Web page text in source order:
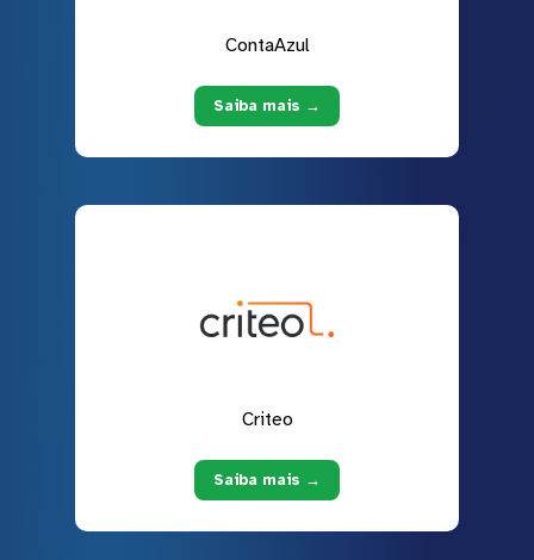
ContaAzul
Saiba mais →
Criteo
Saiba mais →